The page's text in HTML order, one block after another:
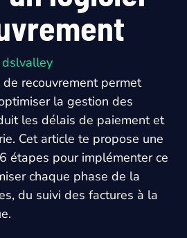
dslvalley
recouvrement permet
la gestion des
les délais de paiement et
Cet article te propose une
étapes pour implémenter ce
chaque phase de la
du suivi des factures à la